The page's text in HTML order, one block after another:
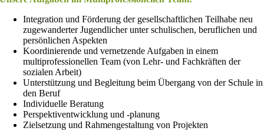
Integration und Förderung der gesellschaftlichen Teilhabe neu
zugewanderter Jugendlicher unter schulischen, beruflichen und
persönlichen Aspekten
Koordinierende und vernetzende Aufgaben in einem
multiprofessionellen Team (von Lehr- und Fachkräften der
sozialen Arbeit)
Unterstützung und Begleitung beim Übergang von der Schule in
den Beruf
Individuelle Beratung
Perspektiventwicklung und -planung
Zielsetzung und Rahmengestaltung von Projekten